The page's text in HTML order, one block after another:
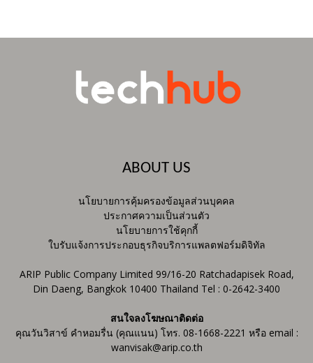
ABOUT US
นโยบายการคุ้มครองข้อมูลส่วนบุคคล
ประกาศความเป็นส่วนตัว
นโยบายการใช้คุกกี้
ใบรับแจ้งการประกอบธุรกิจบริการแพลตฟอร์มดิจิทัล
ARIP Public Company Limited 99/16-20 Ratchadapisek Road,
Din Daeng, Bangkok 10400 Thailand Tel : 0-2642-3400
สนใจลงโฆษณาติดต่อ
คุณวันวิสาข์ คำหอมรื่น (คุณแนน) โทร. 08-1668-2221 หรือ email :
wanvisak@arip.co.th